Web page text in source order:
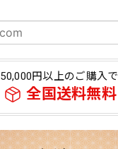
50,000円以上のご購入で
全国送料無料